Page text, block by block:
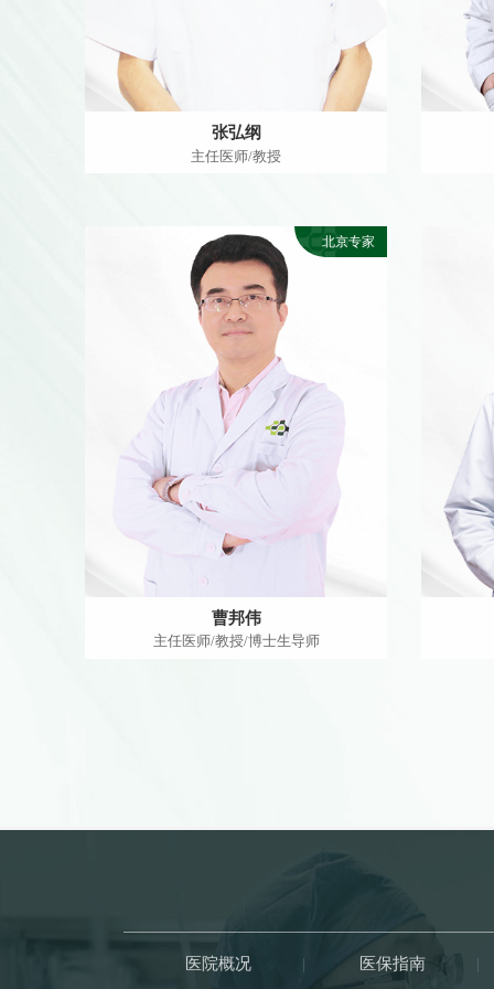
张弘纲
主任医师/教授
北京专家
曹邦伟
主任医师/教授/博士生导师
医院概况 | 医保指南 |